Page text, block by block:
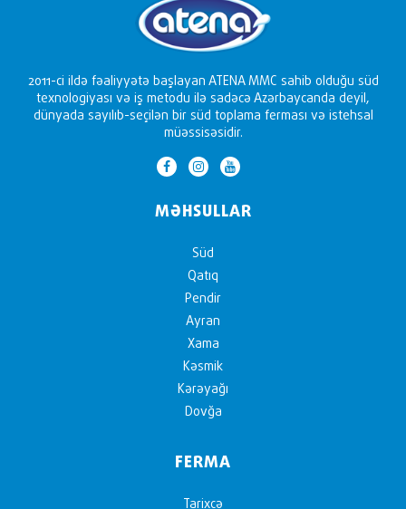
2011-ci ildə fəaliyyətə başlayan ATENA MMC sahib olduğu süd
texnologiyası və iş metodu ilə sadəcə Azərbaycanda deyil,
dünyada sayılıb-seçilən bir süd toplama ferması və istehsal
müəssisəsidir.
MƏHSULLAR
Süd
Qatıq
Pendir
Ayran
Xama
Kəsmik
Kərəyağı
Dovğa
FERMA
Tarixçə